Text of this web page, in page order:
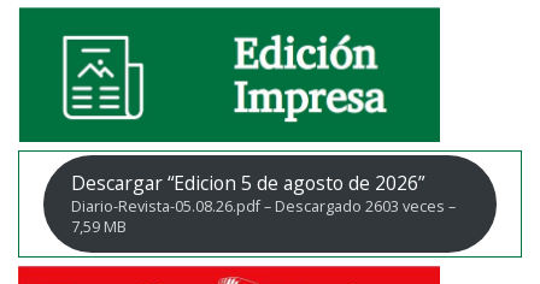
Descargar “Edicion 5 de agosto de 2026”
Diario-Revista-05.08.26.pdf – Descargado 2603 veces –
7,59 MB